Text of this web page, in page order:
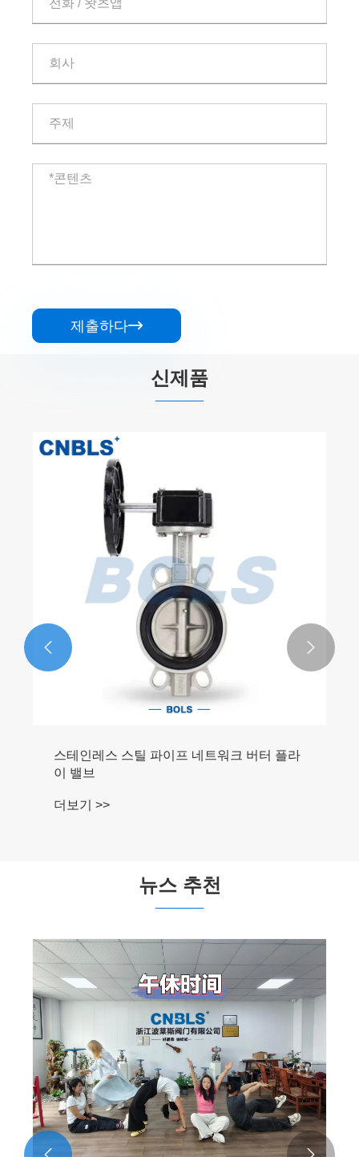
제출하다
신제품
스테인레스 스틸 파이프 네트워크 버터 플라
이 밸브
더보기 >>
 
뉴스 추천
 